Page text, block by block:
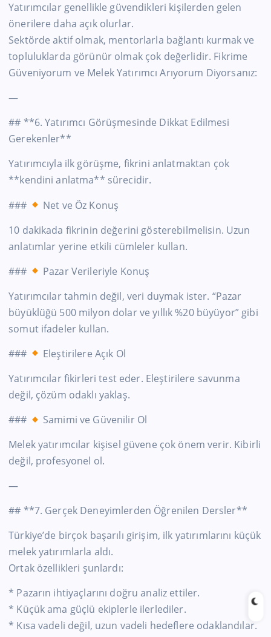
Yatırımcılar genellikle güvendikleri kişilerden gelen
önerilere daha açık olurlar.
Sektörde aktif olmak, mentorlarla bağlantı kurmak ve
topluluklarda görünür olmak çok değerlidir. Fikrime
Güveniyorum ve Melek Yatırımcı Arıyorum Diyorsanız:
—
## **6. Yatırımcı Görüşmesinde Dikkat Edilmesi
Gerekenler**
Yatırımcıyla ilk görüşme, fikrini anlatmaktan çok
**kendini anlatma** sürecidir.
###
Net ve Öz Konuş
10 dakikada fikrinin değerini gösterebilmelisin. Uzun
anlatımlar yerine etkili cümleler kullan.
###
Pazar Verileriyle Konuş
Yatırımcılar tahmin değil, veri duymak ister. “Pazar
büyüklüğü 500 milyon dolar ve yıllık %20 büyüyor” gibi
somut ifadeler kullan.
###
Eleştirilere Açık Ol
Yatırımcılar fikirleri test eder. Eleştirilere savunma
değil, çözüm odaklı yaklaş.
###
Samimi ve Güvenilir Ol
Melek yatırımcılar kişisel güvene çok önem verir. Kibirli
değil, profesyonel ol.
—
## **7. Gerçek Deneyimlerden Öğrenilen Dersler**
Türkiye’de birçok başarılı girişim, ilk yatırımlarını küçük
melek yatırımlarla aldı.
Ortak özellikleri şunlardı:
* Pazarın ihtiyaçlarını doğru analiz ettiler.
* Küçük ama güçlü ekiplerle ilerlediler.
* Kısa vadeli değil, uzun vadeli hedeflere odaklandılar.